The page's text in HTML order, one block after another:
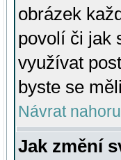
obrázek
povolí či jak
využívat
byste se
Návrat nahoru
Jak změní